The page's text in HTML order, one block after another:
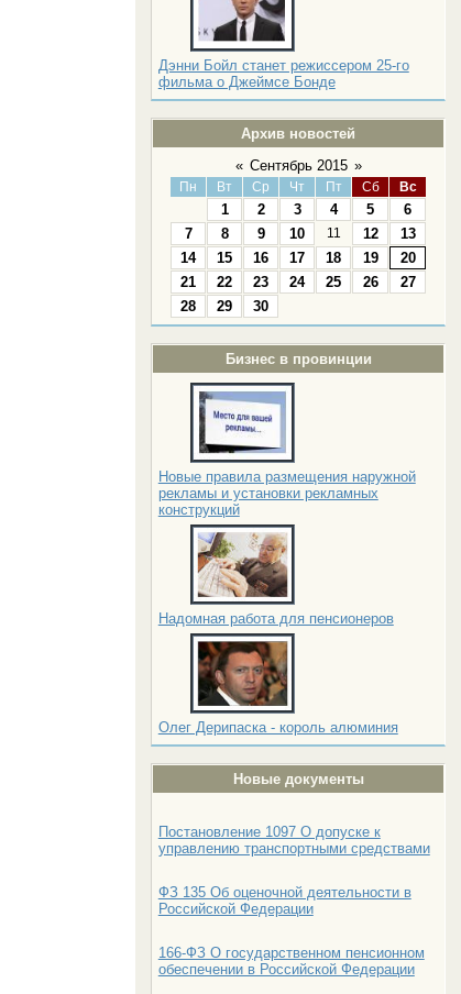
Дэнни Бойл станет режиссером 25-го
фильма о Джеймсе Бонде
Архив новостей
« Сентябрь 2015 »
Пн Вт Ср Чт Пт Сб Вс
1 2 3 4 5
6
7
8 9 10 11 12
13
14
15 16 17 18 19
20
21
22 23 24 25 26
27
28
29 30
Бизнес в провинции
Новые правила размещения наружной
рекламы и установки рекламных
конструкций
Надомная работа для пенсионеров
Олег Дерипаска - король алюминия
Новые документы
Постановление 1097 О допуске к
управлению транспортными средствами
ФЗ 135 Об оценочной деятельности в
Российской Федерации
166-ФЗ О государственном пенсионном
обеспечении в Российской Федерации